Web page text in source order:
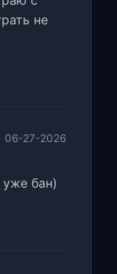
не
06-27-2026
бан)